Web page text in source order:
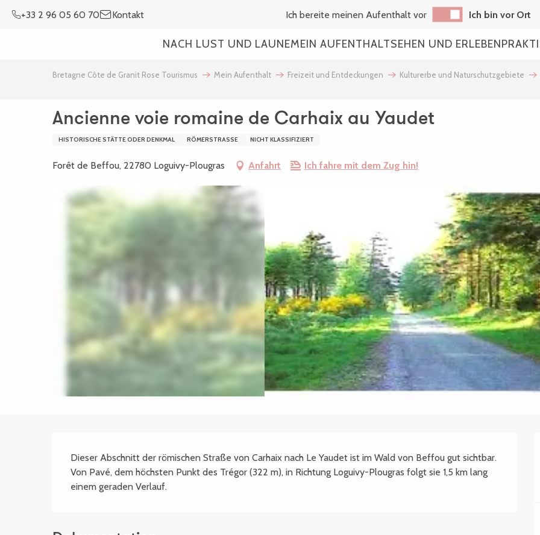
+33 2 96 05 60 70 Kontakt Ich bereite meinen Aufenthalt vor Ich bin vor Ort
NACH LUST UND LAUNEMEIN AUFENTHALTSEHEN UND ERLEBEN
Bretagne Côte de Granit Rose Tourismus Mein Aufenthalt Freizeit und Entdeckungen Kulturerbe und Naturschutzgebiete
Ancienne voie romaine de Carhaix au Yaudet
HISTORISCHE STÄTTE ODER DENKMAL RÖMERSTRASSE NICHT KLASSIFIZIERT
Forêt de Beffou, 22780 Loguivy-Plougras Anfahrt Ich fahre mit dem Zug hin!
Beschreibung
Dieser Abschnitt der römischen Straße von Carhaix nach Le Yaudet ist im Wald von Beffou gut sichtbar.
Von Pavé, dem höchsten Punkt des Trégor (322 m), in Richtung Loguivy-Plougras folgt sie 1,5 km lang
einem geraden Verlauf.